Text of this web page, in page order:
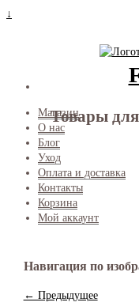
↓
Товары
Магазин
О нас
Блог
Уход
Оплата и доставка
Контакты
Корзина
Мой аккаунт
Навигация по
← Предыдущее